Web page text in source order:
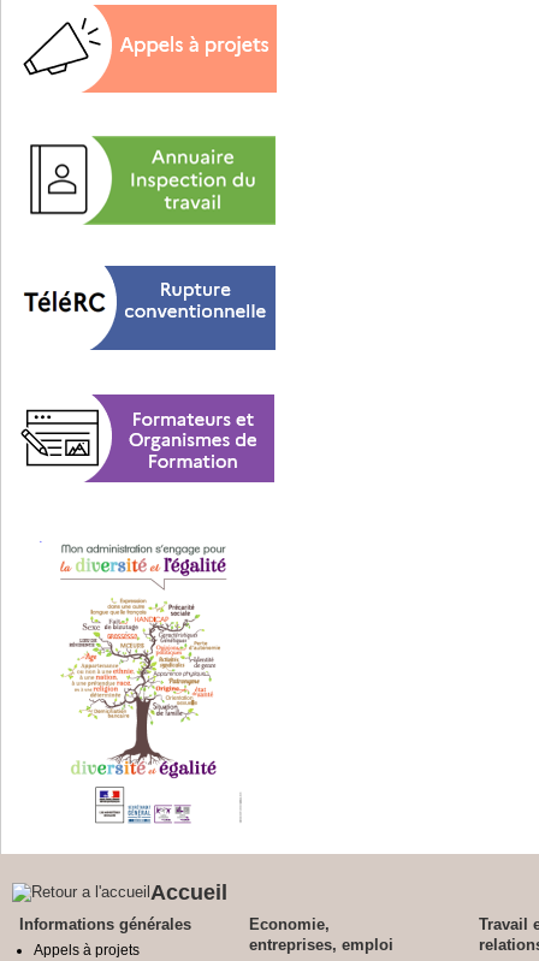
Accueil
Informations générales
Appels à projets
Economie,
entreprises, emploi
Travail